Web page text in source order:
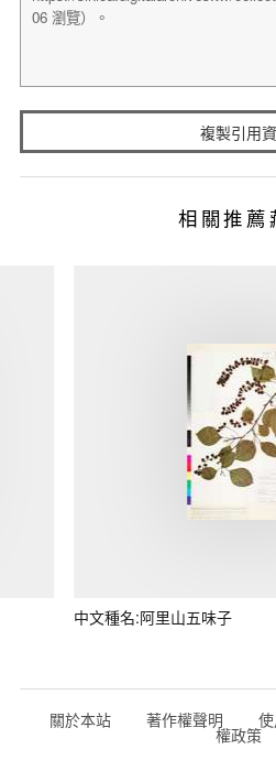
複製引用
相關推薦
中文種名:阿里山五味子
關於本站 著作權聲明
權政策